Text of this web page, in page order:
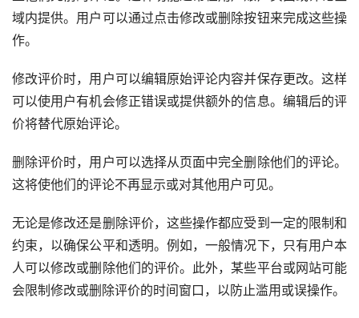
域内提供。用户可以通过点击修改或删除按钮来完成这些操
作。
修改评价时，用户可以编辑原始评论内容并保存更改。这样
可以使用户有机会修正错误或提供额外的信息。编辑后的评
价将替代原始评论。
删除评价时，用户可以选择从页面中完全删除他们的评论。
这将使他们的评论不再显示或对其他用户可见。
无论是修改还是删除评价，这些操作都应受到一定的限制和
约束，以确保公平和透明。例如，一般情况下，只有用户本
人可以修改或删除他们的评价。此外，某些平台或网站可能
会限制修改或删除评价的时间窗口，以防止滥用或误操作。